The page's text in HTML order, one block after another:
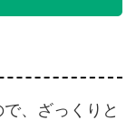
、ざっくりと